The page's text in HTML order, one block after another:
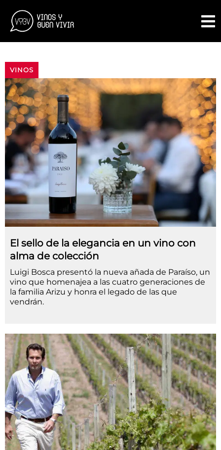
VINOS
El sello de la elegancia en un vino con
alma de colección
Luigi Bosca presentó la nueva añada de Paraíso, un
vino que homenajea a las cuatro generaciones de
la familia Arizu y honra el legado de las que
vendrán.